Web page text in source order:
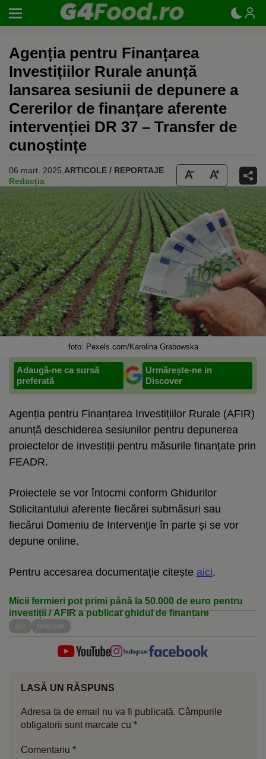
Agenția pentru Finanțarea
Investițiilor Rurale anunță
lansarea sesiunii de depunere a
Cererilor de finanțare aferente
intervenției DR 37 – Transfer de
cunoștințe
06 mart. 2025, ARTICOLE / REPORTAJE
Redacția
foto: Pexels.com/Karolina Grabowska
Adaugă-ne ca sursă
preferată
Urmărește-ne in
Discover
Agenția pentru Finanțarea Investițiilor Rurale (AFIR)
anunță deschiderea sesiunilor pentru depunerea
proiectelor de investiții pentru măsurile finanțate prin
FEADR.
Proiectele se vor întocmi conform Ghidurilor
Solicitantului aferente fiecărei submăsuri sau
fiecărui Domeniu de Intervenție în parte și se vor
depune online.
Pentru accesarea documentație citește aici.
Micii fermieri pot primi până la 50.000 de euro pentru
investiții / AFIR a publicat ghidul de finanțare
afir finantari
LASĂ UN RĂSPUNS
Adresa ta de email nu va fi publicată. Câmpurile
obligatorii sunt marcate cu *
Comentariu *